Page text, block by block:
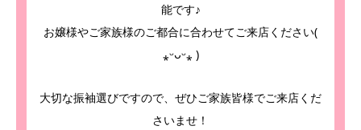
能です♪
お嬢様やご家族様のご都合に合わせてご来店ください(
⁎ᵕᴗᵕ⁎ )
大切な振袖選びですので、ぜひご家族皆様でご来店くだ
さいませ！